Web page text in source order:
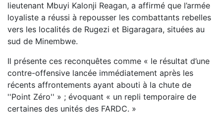
lieutenant Mbuyi Kalonji Reagan, a affirmé que l’armée
loyaliste a réussi à repousser les combattants rebelles
vers les localités de Rugezi et Bigaragara, situées au
sud de Minembwe.
Il présente ces reconquêtes comme « le résultat d’une
contre-offensive lancée immédiatement après les
récents affrontements ayant abouti à la chute de
''Point Zéro'' » ; évoquant « un repli temporaire de
certaines des unités des FARDC. »